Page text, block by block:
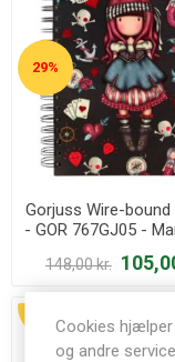
29%
Gorjuss Wire-bound
- GOR 767GJ05 -
148,00 kr.
UDSALG
Cookies
og andre